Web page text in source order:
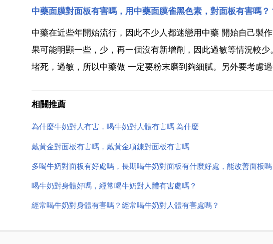
中藥面膜對面板有害嗎，用中藥面膜雀黑色素，對面板有害嗎？
中藥在近些年開始流行，因此不少人都迷戀用中藥 開始自己製
果可能明顯一些，少，再一個沒有新增劑，因此過敏等情況較
堵死，過敏，所以中藥做 一定要粉末磨到夠細膩。另外要考慮
相關推薦
為什麼牛奶對人有害，喝牛奶對人體有害嗎 為什麼
戴黃金對面板有害嗎，戴黃金項鍊對面板有害嗎
多喝牛奶對面板有好處嗎，長期喝牛奶對面板有什麼好處，能改善面板嗎
喝牛奶對身體好嗎，經常喝牛奶對人體有害處嗎？
經常喝牛奶對身體有害嗎？經常喝牛奶對人體有害處嗎？